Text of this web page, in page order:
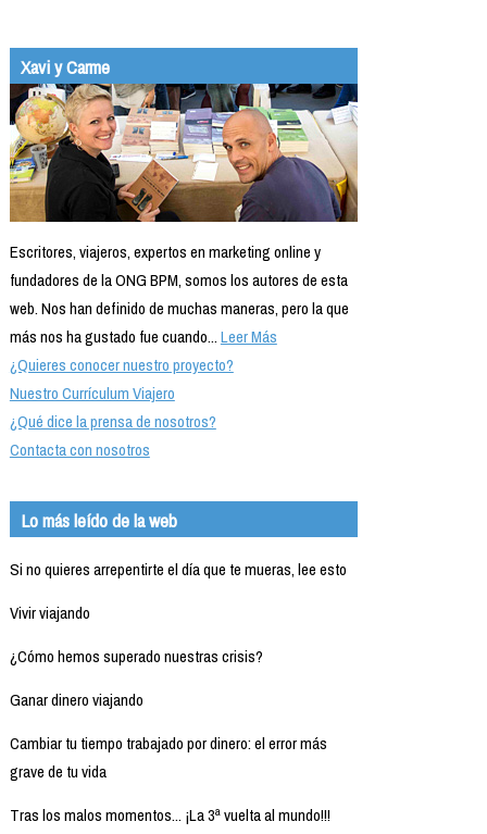
Xavi y Carme
Escritores, viajeros, expertos en marketing online y
fundadores de la ONG BPM, somos los autores de esta
web. Nos han definido de muchas maneras, pero la que
más nos ha gustado fue cuando...Leer Más
¿Quieres conocer nuestro proyecto?
Nuestro Currículum Viajero
¿Qué dice la prensa de nosotros?
Contacta con nosotros
Lo más leído de la web
Si no quieres arrepentirte el día que te mueras, lee esto
Vivir viajando
¿Cómo hemos superado nuestras crisis?
Ganar dinero viajando
Cambiar tu tiempo trabajado por dinero: el error más
grave de tu vida
Tras los malos momentos... ¡La 3ª vuelta al mundo!!!